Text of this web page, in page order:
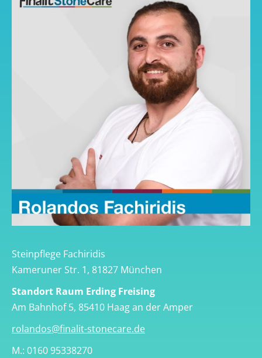
Steinpflege Fachiridis
Kameruner Str. 1, 81827 München
Standort Raum Erding Freising
Am Bahnhof 5, 85410 Haag an der Amper
rolandos@finalit-stonecare.de
M.: 0160 95338270